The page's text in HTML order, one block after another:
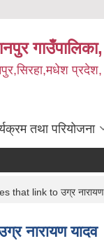
तथा परियोजना
that link to उग्र नारायण
नारायण यादव